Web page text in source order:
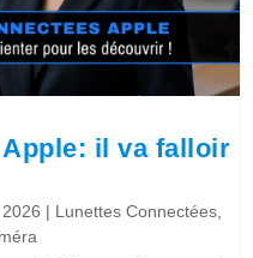
il va falloir
| Lunettes Connectées